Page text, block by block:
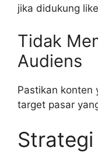
jika didukung
Tidak
Audiens
Pastikan konten
target pasar